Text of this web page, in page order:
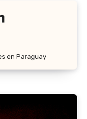
en Paraguay